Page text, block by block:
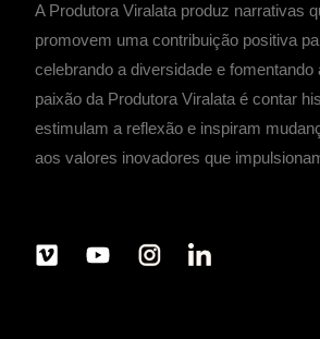
A Produtora Viralata produz narrativas
promovem uma contribuição positiva
celebrando a diversidade e
paixão da Produtora Viralata é contar
estimulam a reflexão e inspiram
aos valores inovadores que